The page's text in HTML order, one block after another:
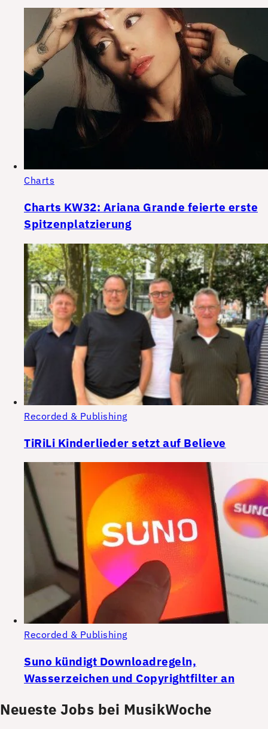
Charts
Charts KW32: Ariana Grande feierte erste
Spitzenplatzierung
Recorded & Publishing
TiRiLi Kinderlieder setzt auf Believe
Recorded & Publishing
Suno kündigt Downloadregeln,
Wasserzeichen und Copyrightfilter an
Neueste Jobs bei MusikWoche